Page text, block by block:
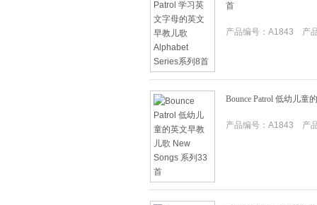
首
产品编号：A1843 产
Bounce Patrol 低幼儿童
产品编号：A1843 产